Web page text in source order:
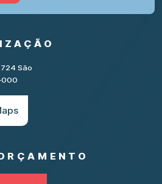
São
000